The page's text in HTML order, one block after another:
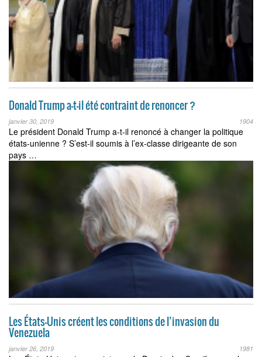
Donald Trump a-t-il été contraint de renoncer ?
janvier 30, 2019 1904
Le président Donald Trump a-t-il renoncé à changer la politique
états-unienne ? S’est-il soumis à l’ex-classe dirigeante de son
pays …
Les États-Unis créent les conditions de l’invasion du
Venezuela
janvier 26, 2019 1981